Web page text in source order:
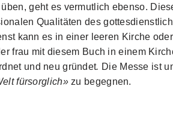
geht es vermutlich ebenso.
Qualitäten des
kann es in einer leeren Kirche
frau mit diesem Buch in einem
und neu gründet. Die Messe ist
fürsorglich»zu begegnen.